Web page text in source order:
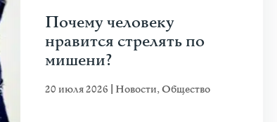
Почему человеку
нравится стрелять по
мишени?
20 июля 2026 Новости,Общество